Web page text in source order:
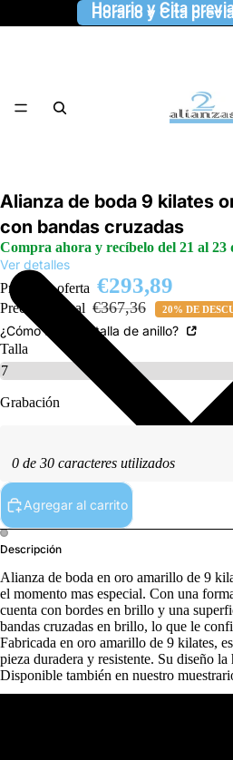
Horario y Cita
Horario y Cita
Alianza de boda 9 kilates
con bandas cruzadas
Compra ahora y recíbelo del 21 al 23
Ver detalles
Precio de oferta €293,89
Precio habitual €367,36 20% DE
¿Cómo saber la talla de anillo?
Talla
Grabación
0 de 30 caracteres utilizados
Agregar al carrito
Descripción
Alianza de boda en oro amarillo de 9
el momento mas especial. Con una
cuenta con bordes en brillo y una
bandas cruzadas en brillo, lo que le
Fabricada en oro amarillo de 9 kilates,
pieza duradera y resistente. Su diseño
Disponible también en nuestro